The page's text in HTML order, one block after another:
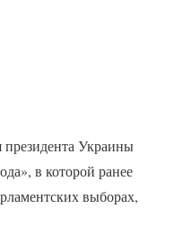
Украины
в которой ранее
выборах,